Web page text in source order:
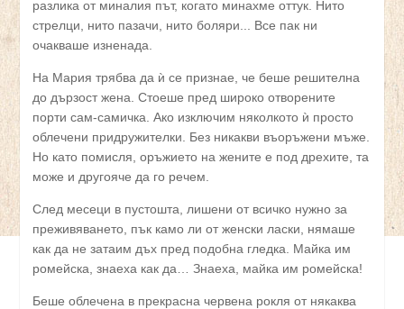
разлика от миналия път, когато минахме оттук. Нито
стрелци, нито пазачи, нито боляри... Все пак ни
очакваше изненада.
На Мария трябва да ѝ се признае, че беше решителна
до дързост жена. Стоеше пред широко отворените
порти сам-самичка. Ако изключим няколкото ѝ просто
облечени придружителки. Без никакви въоръжени мъже.
Но като помисля, оръжието на жените е под дрехите, та
може и другояче да го речем.
След месеци в пустошта, лишени от всичко нужно за
преживяването, пък камо ли от женски ласки, нямаше
как да не затаим дъх пред подобна гледка. Майка им
ромейска, знаеха как да… Знаеха, майка им ромейска!
Беше облечена в прекрасна червена рокля от някаква